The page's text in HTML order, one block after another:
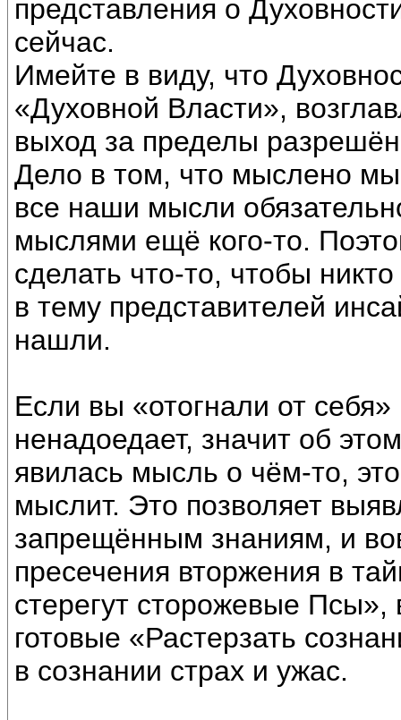
представления о
сейчас.
Имейте в виду, что
«Духовной Власти»,
выход за пределы
Дело в том, что мыслено
все наши мысли
мыслями ещё кого-то.
сделать что-то, чтобы
в тему представителей
нашли.
Если вы «отогнали от
ненадоедает, значит об
явилась мысль о чём-то,
мыслит. Это позволяет
запрещённым знаниям, и
пресечения вторжения в
стерегут сторожевые
готовые «Растерзать
в сознании страх и ужас.